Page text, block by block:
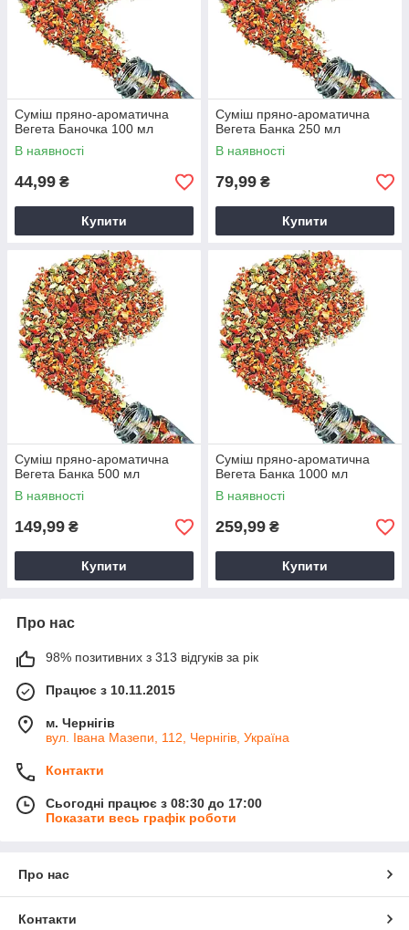
Суміш пряно-ароматична
Вегета Баночка 100 мл
В наявності
44,99 ₴
Купити
Суміш пряно-ароматична
Вегета Банка 250 мл
В наявності
79,99 ₴
Купити
Суміш пряно-ароматична
Вегета Банка 500 мл
В наявності
149,99 ₴
Купити
Суміш пряно-ароматична
Вегета Банка 1000 мл
В наявності
259,99 ₴
Купити
Про нас
98% позитивних з 313 відгуків за рік
Працює з 10.11.2015
м. Чернігів
вул. Івана Мазепи, 112, Чернігів, Україна
Контакти
Сьогодні працює з 08:30 до 17:00
Показати весь графік роботи
Про нас
Контакти